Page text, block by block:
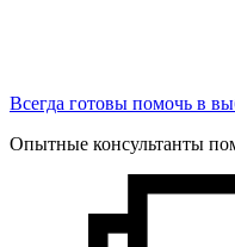
Всегда готовы помочь в
Опытные консультанты